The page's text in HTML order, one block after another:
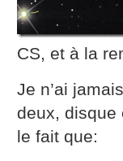
CS, et à la
Je n’ai
deux, disque
le fait que: